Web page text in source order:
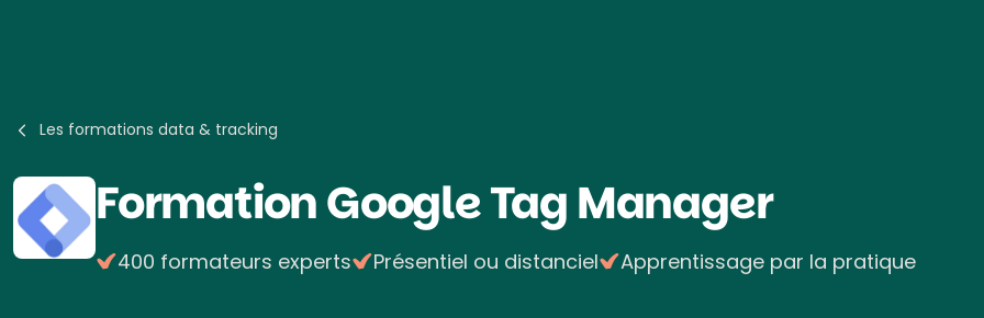
Les formations data & tracking
FormationGoogle Tag Manager
400 formateurs experts Présentiel ou distanciel Apprentissage par la pratique